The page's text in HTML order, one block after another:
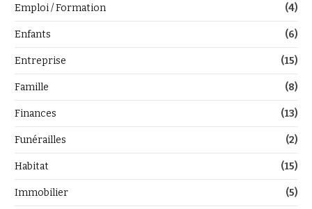
Emploi / Formation (4)
Enfants (6)
Entreprise (15)
Famille (8)
Finances (13)
Funérailles (2)
Habitat (15)
Immobilier (5)